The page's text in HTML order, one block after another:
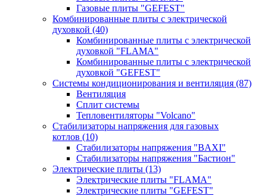
Газовые плиты "GEFEST"
Комбинированные плиты с электрической
духовкой (40)
Комбинированные плиты с электрической
духовкой "FLAMA"
Комбинированные плиты с электрической
духовкой "GEFEST"
Системы кондиционирования и вентиляция (87)
Вентиляция
Сплит системы
Тепловентиляторы "Volcano"
Стабилизаторы напряжения для газовых
котлов (10)
Стабилизаторы напряжения "BAXI"
Стабилизаторы напряжения "Бастион"
Электрические плиты (13)
Электрические плиты "FLAMA"
Электрические плиты "GEFEST"